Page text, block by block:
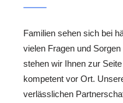
Familien sehen sich bei
vielen Fragen und
stehen wir Ihnen zur
kompetent vor Ort.
verlässlichen